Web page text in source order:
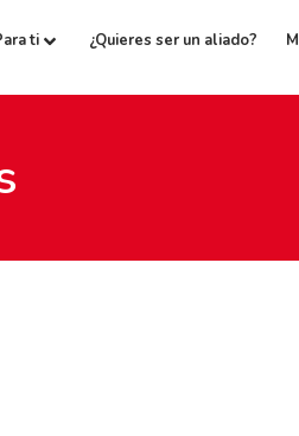
ti ¿Quieres ser un aliado?